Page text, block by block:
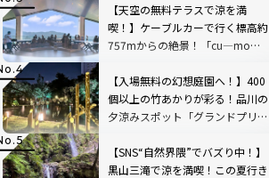
レビュー｜埼玉県
【天空の無料テラスで涼を満
喫！】ケーブルカーで行く標高約
757mからの絶景！「cu―mo箱
【入場無料の幻想庭園へ！】400
個以上の竹あかりが彩る！品川の
夕涼みスポット「グランドプリン
【SNS“自然界隈”でバズり中！】
黒山三滝で涼を満喫！この夏行き